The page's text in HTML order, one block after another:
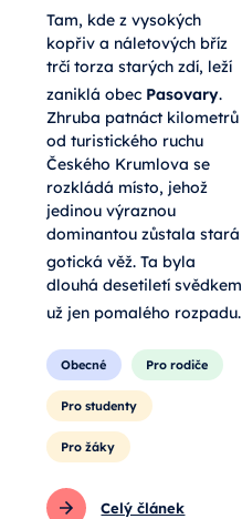
Tam, kde z vysokých
kopřiv a náletových bříz
trčí torza starých zdí, leží
zaniklá obec Pasovary.
Zhruba patnáct kilometrů
od turistického ruchu
Českého Krumlova se
rozkládá místo, jehož
jedinou výraznou
dominantou zůstala stará
gotická věž. Ta byla
dlouhá desetiletí svědkem
už jen pomalého rozpadu.
Obecné Pro rodiče
Pro studenty
Pro žáky
Celý článek